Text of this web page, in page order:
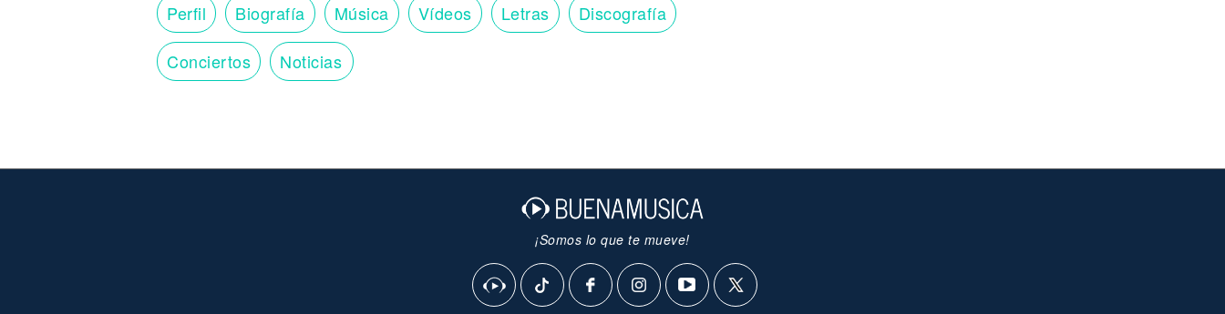
Perfil Biografía Música Vídeos Letras Discografía
Conciertos Noticias
¡Somos lo que te mueve!